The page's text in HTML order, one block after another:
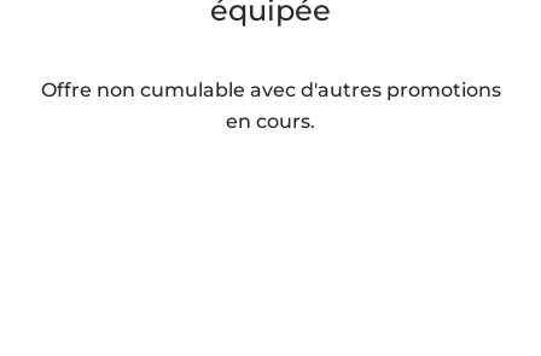
équipée
Offre non cumulable avec d'autres promotions
en cours.